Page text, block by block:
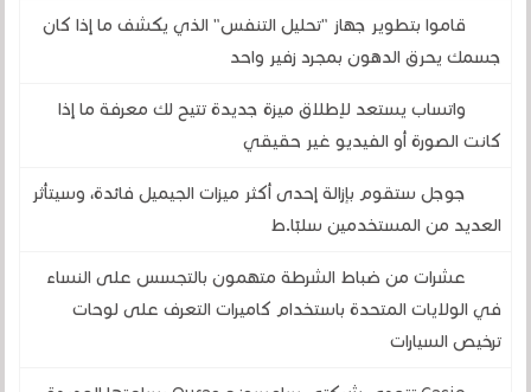
قاموا بتطوير جهاز "تحليل التنفس" الذي يكشف ما إذا كان
جسمك يحرق الدهون بمجرد زفير واحد
واتساب يستعد لإطلاق ميزة جديدة تتيح لك معرفة ما إذا
كانت الصورة أو الفيديو غير حقيقي
جوجل ستقوم بإزالة إحدى أكثر ميزات الجيميل فائدة، وسيتأثر
العديد من المستخدمين سلبًا.ط
عشرات من ضباط الشرطة متهمون بالتجسس على النساء
في الولايات المتحدة باستخدام كاميرات التعرف على لوحات
ترخيص السيارات